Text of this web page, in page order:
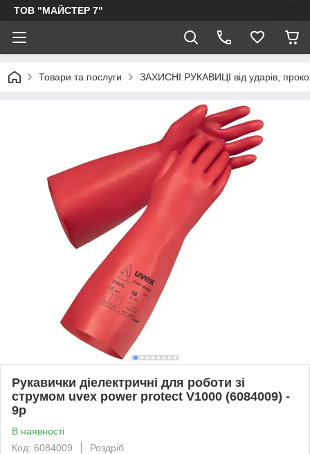
ТОВ "МАЙСТЕР 7"
Товари та послуги ЗАХИСНІ РУКАВИЦІ від ударів,
Рукавички діелектричні для роботи зі
струмом uvex power protect V1000 (6084009) -
9р
В наявності
Код: 6084009
Роздріб